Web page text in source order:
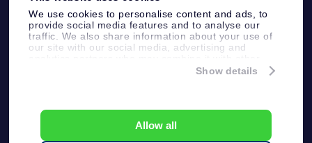
We use cookies to personalise content and ads, to
provide social media features and to analyse our
traffic. We also share information about your use of
our site with our social media, advertising and
information that you’ve provided to them or that
Show details
Allow all
Fly me to the stars VR 앱
환불 정책
별자리
고객 서비스:help@osr.org